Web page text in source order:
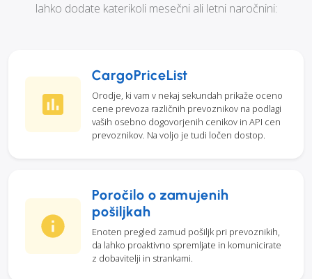
lahko dodate katerikoli mesečni ali letni naročnini:
CargoPriceList
Orodje, ki vam v nekaj sekundah prikaže oceno
cene prevoza različnih prevoznikov na podlagi
vaših osebno dogovorjenih cenikov in API cen
prevoznikov. Na voljo je tudi ločen dostop.
Poročilo o zamujenih
pošiljkah
Enoten pregled zamud pošiljk pri prevoznikih,
da lahko proaktivno spremljate in komunicirate
z dobavitelji in strankami.